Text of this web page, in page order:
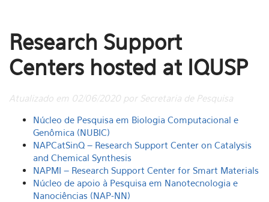
Research Support
Centers hosted at IQUSP
Atualizado em 02/06/2020 por Secretaria de Pesquisa
Núcleo de Pesquisa em Biologia Computacional e
Genômica (NUBIC)
NAPCatSinQ – Research Support Center on Catalysis
and Chemical Synthesis
NAPMI – Research Support Center for Smart Materials
Núcleo de apoio à Pesquisa em Nanotecnologia e
Nanociências (NAP-NN)